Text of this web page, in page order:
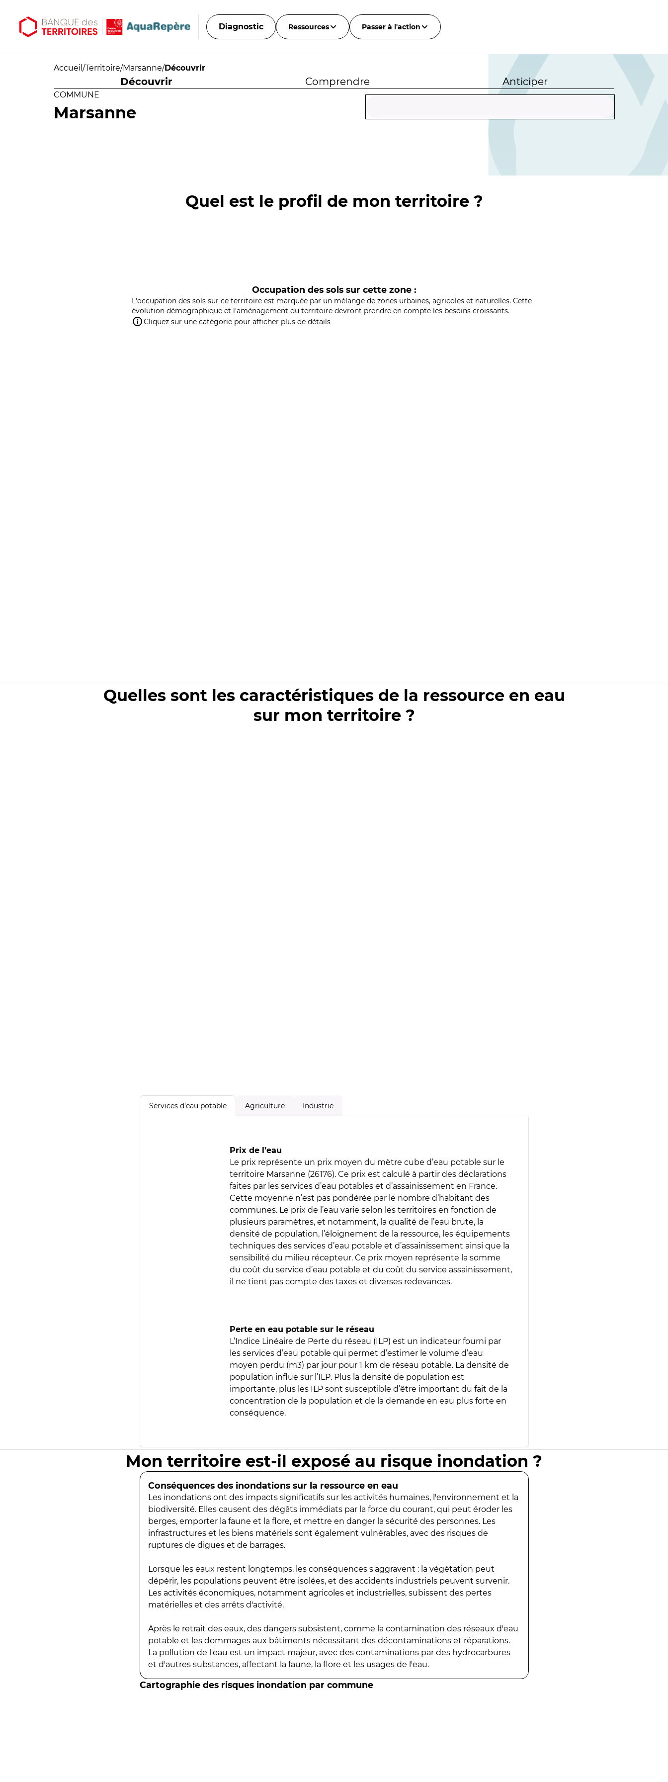
Diagnostic Ressources Passer à l'action
Accueil /Territoire/Marsanne/Découvrir
Découvrir Comprendre Anticiper
COMMUNE
Marsanne
Quel est le profil de mon territoire ?
Occupation des sols sur cette zone :
L'occupation des sols sur ce territoire est marquée par un mélange de zones urbaines, agricoles et naturelles. Cette
évolution démographique et l'aménagement du territoire devront prendre en compte les besoins croissants.
Cliquez sur une catégorie pour afficher plus de détails
Quelles sont les caractéristiques de la ressource en eau
sur mon territoire ?
Services d'eau potable Agriculture Industrie
Prix de l’eau
Le prix représente un prix moyen du mètre cube d’eau potable sur le
territoire Marsanne (26176). Ce prix est calculé à partir des déclarations
faites par les services d’eau potables et d’assainissement en France.
Cette moyenne n’est pas pondérée par le nombre d’habitant des
communes. Le prix de l’eau varie selon les territoires en fonction de
plusieurs paramètres, et notamment, la qualité de l’eau brute, la
densité de population, l’éloignement de la ressource, les équipements
techniques des services d’eau potable et d’assainissement ainsi que la
sensibilité du milieu récepteur. Ce prix moyen représente la somme
du coût du service d’eau potable et du coût du service assainissement,
il ne tient pas compte des taxes et diverses redevances.
Perte en eau potable sur le réseau
L’Indice Linéaire de Perte du réseau (ILP) est un indicateur fourni par
les services d’eau potable qui permet d’estimer le volume d’eau
moyen perdu (m3) par jour pour 1 km de réseau potable. La densité de
population influe sur l’ILP. Plus la densité de population est
importante, plus les ILP sont susceptible d’être important du fait de la
concentration de la population et de la demande en eau plus forte en
conséquence.
Mon territoire est-il exposé au risque inondation ?
Conséquences des inondations sur la ressource en eau
Les inondations ont des impacts significatifs sur les activités humaines, l'environnement et la
biodiversité. Elles causent des dégâts immédiats par la force du courant, qui peut éroder les
berges, emporter la faune et la flore, et mettre en danger la sécurité des personnes. Les
infrastructures et les biens matériels sont également vulnérables, avec des risques de
ruptures de digues et de barrages.
Lorsque les eaux restent longtemps, les conséquences s'aggravent : la végétation peut
dépérir, les populations peuvent être isolées, et des accidents industriels peuvent survenir.
Les activités économiques, notamment agricoles et industrielles, subissent des pertes
matérielles et des arrêts d'activité.
Après le retrait des eaux, des dangers subsistent, comme la contamination des réseaux d'eau
potable et les dommages aux bâtiments nécessitant des décontaminations et réparations.
La pollution de l'eau est un impact majeur, avec des contaminations par des hydrocarbures
et d'autres substances, affectant la faune, la flore et les usages de l'eau.
Cartographie des risques inondation par commune